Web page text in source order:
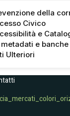
della
Civico
e
e
Ulteriori
– Partita IVA